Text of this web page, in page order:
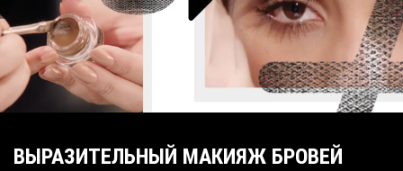
ВЫРАЗИТЕЛЬНЫЙ МАКИЯЖ БРОВЕЙ